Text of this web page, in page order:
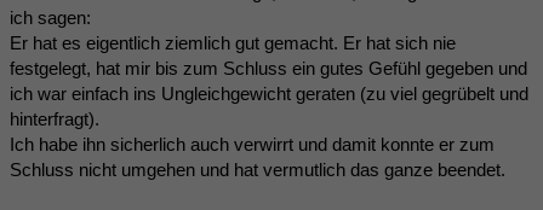
ich sagen:
Er hat es eigentlich ziemlich gut gemacht. Er hat sich nie
festgelegt, hat mir bis zum Schluss ein gutes Gefühl gegeben und
ich war einfach ins Ungleichgewicht geraten (zu viel gegrübelt und
hinterfragt).
Ich habe ihn sicherlich auch verwirrt und damit konnte er zum
Schluss nicht umgehen und hat vermutlich das ganze beendet.